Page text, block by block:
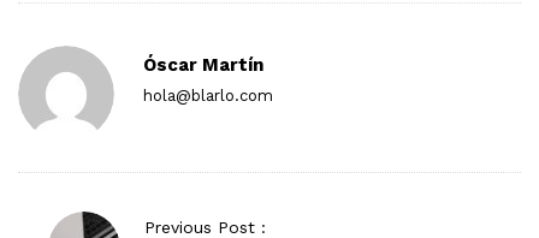
Óscar Martín
hola@blarlo.com
Previous Post :